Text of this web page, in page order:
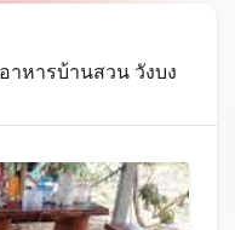
าหารบ้านสวน วังบง